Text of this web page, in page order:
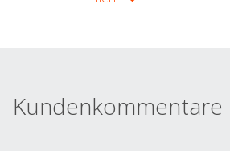
Kundenkommentare